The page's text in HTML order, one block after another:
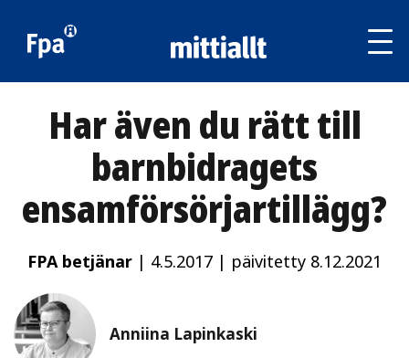
Har även du rätt till
barnbidragets
ensamförsörjartillägg?
FPA betjänar | 4.5.2017 | päivitetty 8.12.2021
Anniina Lapinkaski